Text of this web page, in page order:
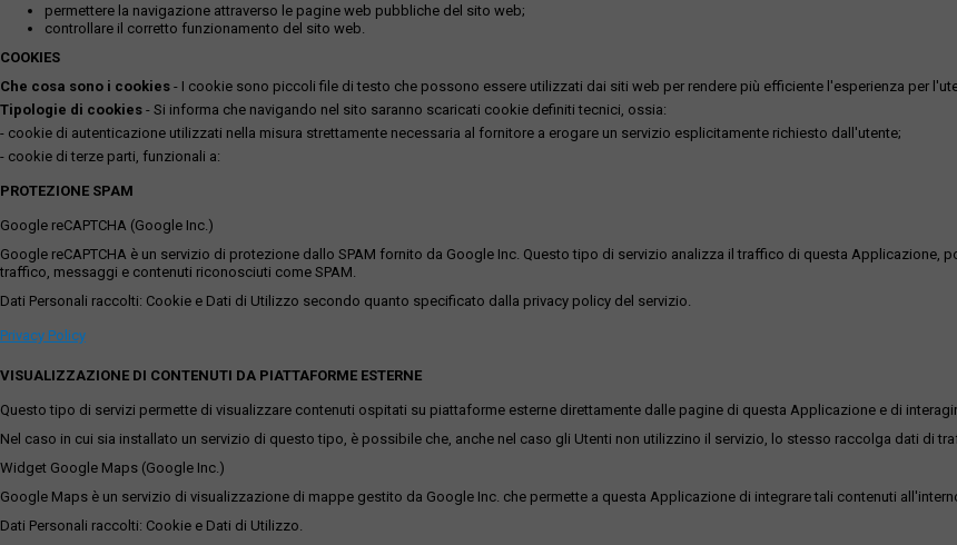
permettere la navigazione attraverso le pagine web pubbliche del sito web;
controllare il corretto funzionamento del sito web.
COOKIES
Che cosa sono i cookies - I cookie sono piccoli file di testo che possono essere utilizzati dai siti web per rendere più efficiente l'esperienza per
Tipologie di cookies - Si informa che navigando nel sito saranno scaricati cookie definiti tecnici, ossia:
- cookie di autenticazione utilizzati nella misura strettamente necessaria al fornitore a erogare un servizio esplicitamente richiesto dall'utente;
- cookie di terze parti, funzionali a:
PROTEZIONE SPAM
Google reCAPTCHA (Google Inc.)
Google reCAPTCHA è un servizio di protezione dallo SPAM fornito da Google Inc. Questo tipo di servizio analizza il traffico di questa Applicazione,
traffico, messaggi e contenuti riconosciuti come SPAM.
Dati Personali raccolti: Cookie e Dati di Utilizzo secondo quanto specificato dalla privacy policy del servizio.
Privacy Policy
VISUALIZZAZIONE DI CONTENUTI DA PIATTAFORME ESTERNE
Questo tipo di servizi permette di visualizzare contenuti ospitati su piattaforme esterne direttamente dalle pagine di questa Applicazione e di
Nel caso in cui sia installato un servizio di questo tipo, è possibile che, anche nel caso gli Utenti non utilizzino il servizio, lo stesso raccolga dati di
Widget Google Maps (Google Inc.)
Google Maps è un servizio di visualizzazione di mappe gestito da Google Inc. che permette a questa Applicazione di integrare tali contenuti
Dati Personali raccolti: Cookie e Dati di Utilizzo.